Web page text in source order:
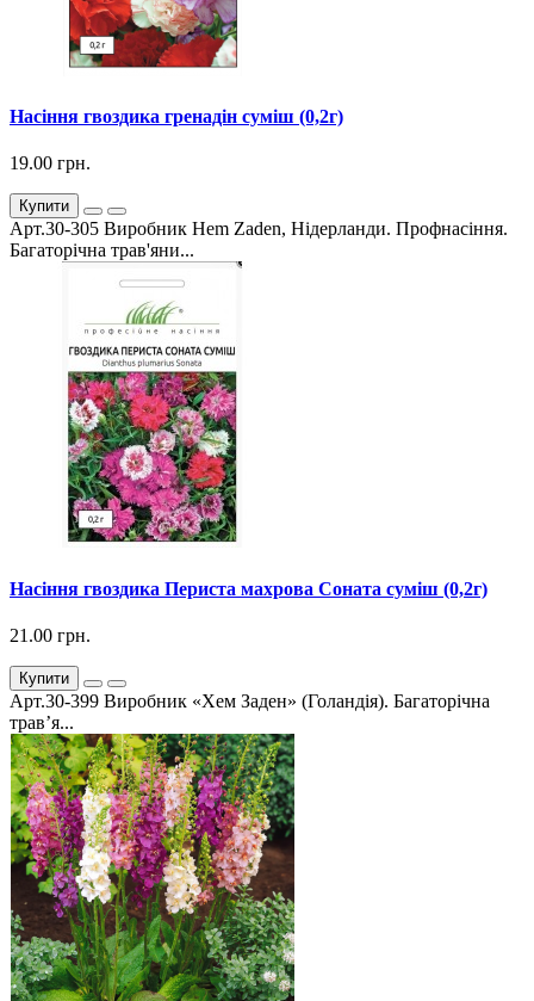
Насіння гвоздика гренадін суміш (0,2г)
19.00 грн.
Купити
Арт.30-305 Виробник Hem Zaden, Нідерланди. Профнасіння.
Багаторічна трав'яни...
Насіння гвоздика Периста махрова Соната суміш (0,2г)
21.00 грн.
Купити
Арт.30-399 Виробник «Хем Заден» (Голандія). Багаторічна
трав’я...